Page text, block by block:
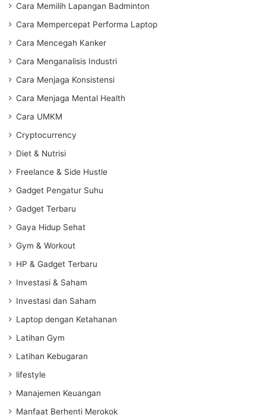
Cara Memilih Lapangan Badminton
Cara Mempercepat Performa Laptop
Cara Mencegah Kanker
Cara Menganalisis Industri
Cara Menjaga Konsistensi
Cara Menjaga Mental Health
Cara UMKM
Cryptocurrency
Diet & Nutrisi
Freelance & Side Hustle
Gadget Pengatur Suhu
Gadget Terbaru
Gaya Hidup Sehat
Gym & Workout
HP & Gadget Terbaru
Investasi & Saham
Investasi dan Saham
Laptop dengan Ketahanan
Latihan Gym
Latihan Kebugaran
lifestyle
Manajemen Keuangan
Manfaat Berhenti Merokok